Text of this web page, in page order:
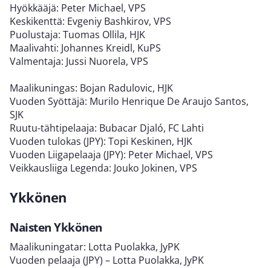
Hyökkääjä: Peter Michael, VPS
Keskikenttä: Evgeniy Bashkirov, VPS
Puolustaja: Tuomas Ollila, HJK
Maalivahti: Johannes Kreidl, KuPS
Valmentaja: Jussi Nuorela, VPS
Maalikuningas: Bojan Radulovic, HJK
Vuoden Syöttäjä: Murilo Henrique De Araujo Santos,
SJK
Ruutu-tähtipelaaja: Bubacar Djaló, FC Lahti
Vuoden tulokas (JPY): Topi Keskinen, HJK
Vuoden Liigapelaaja (JPY): Peter Michael, VPS
Veikkausliiga Legenda: Jouko Jokinen, VPS
Ykkönen
Naisten Ykkönen
Maalikuningatar: Lotta Puolakka, JyPK
Vuoden pelaaja (JPY) – Lotta Puolakka, JyPK